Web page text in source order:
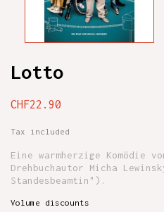
Lotto
CHF22.90
Tax included
Eine warmherzige Komödie
Drehbuchautor Micha
Standesbeamtin").
Volume discounts